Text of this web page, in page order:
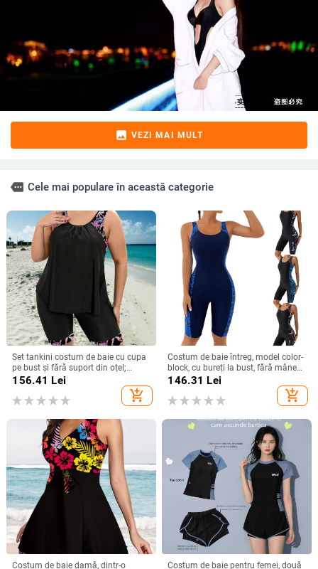
image VEZI MAI MULT
more Cele mai populare în această categorie
Set tankini costum de baie cu cupa
pe bust și fără suport din oțel;
material poliester; conținut poliester
elasticitate înaltă; potrivit pentru
156.41 Lei
add_shopping_cart
Costum de baie întreg, model color-
block, cu bureți la bust, fără mâneci,
poliester
146.31 Lei
add_shopping_cart
Costum de baie damă, dintr-o
Costum de baie pentru femei, două